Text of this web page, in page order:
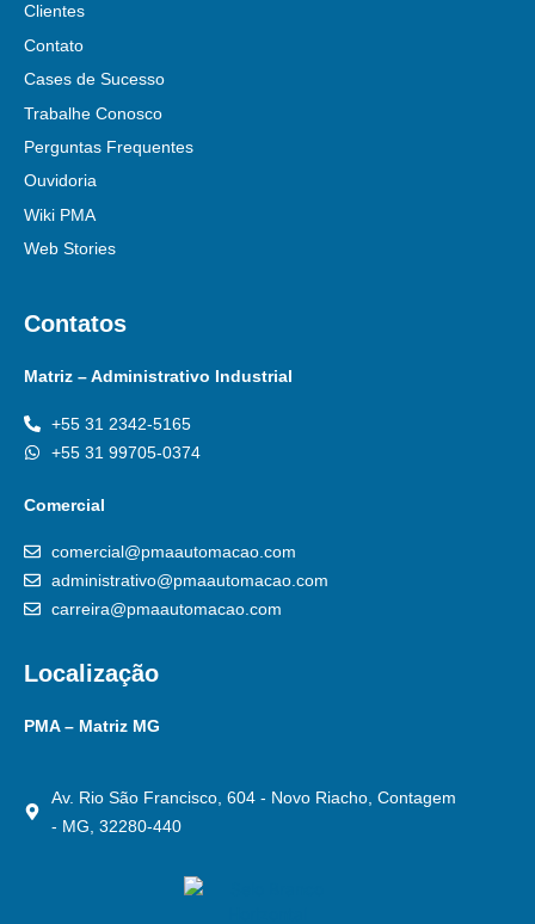
Clientes
Contato
Cases de Sucesso
Trabalhe Conosco
Perguntas Frequentes
Ouvidoria
Wiki PMA
Web Stories
Contatos
Matriz – Administrativo Industrial
+55 31 2342-5165
+55 31 99705-0374
Comercial
comercial@pmaautomacao.com
administrativo@pmaautomacao.com
carreira@pmaautomacao.com
Localização
PMA – Matriz MG
Av. Rio São Francisco, 604 - Novo Riacho, Contagem
- MG, 32280-440